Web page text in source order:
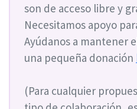
son de acceso libre y
Necesitamos apoyo
Ayúdanos a mantener
una pequeña donación
(Para cualquier